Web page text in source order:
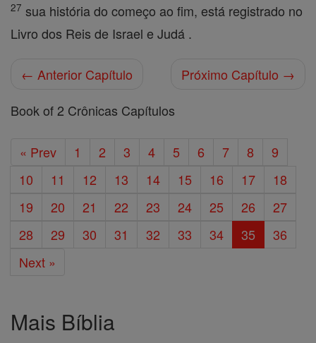
27 sua história do começo ao fim, está registrado no
Livro dos Reis de Israel e Judá .
← Anterior Capítulo
Próximo Capítulo →
Book of 2 Crônicas Capítulos
« Prev 1 2 3 4 5 6 7 8
9
10
11 12 13 14 15 16 17
18
19
20 21 22 23 24 25 26
27
28
29 30 31 32 33 34 35
36
Next »
Mais Bíblia